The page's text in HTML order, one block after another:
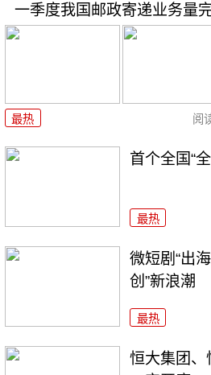
一季度我国邮政寄递业务量
最热 阅
首个全国“
最热
微短剧“出
创”新浪潮
最热
恒大集团、